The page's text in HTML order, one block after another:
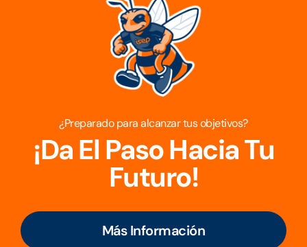
¿Preparado para alcanzar tus objetivos?
¡Da El Paso Hacia Tu
Futuro!
Más Información